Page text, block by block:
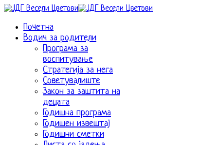
Почетна
Водич за родители
Програма за
воспитување
Стратегија за нега
Советувалиште
Закон за заштита на
децата
Годишна програма
Годишен извештај
Годишни сметки